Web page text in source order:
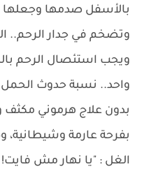
بالأسفل صدمها
وتضخم في جدار الرحم..
ويجب استئصال الرحم
واحد.. نسبة حدوث
بدون علاج هرموني
بفرحة عارمة
الغل : "يا نهار مش